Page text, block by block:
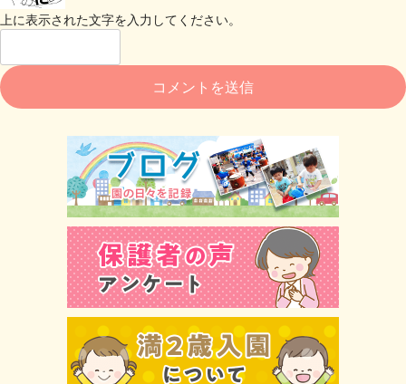
上に表示された文字を入力してください。